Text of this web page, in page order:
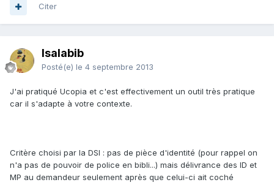
Citer
Isalabib
Posté(e) le 4 septembre 2013
J'ai pratiqué Ucopia et c'est effectivement un outil très pratique
car il s'adapte à votre contexte.
Critère choisi par la DSI : pas de pièce d'identité (pour rappel on
n'a pas de pouvoir de police en bibli...) mais délivrance des ID et
MP au demandeur seulement après que celui-ci ait coché